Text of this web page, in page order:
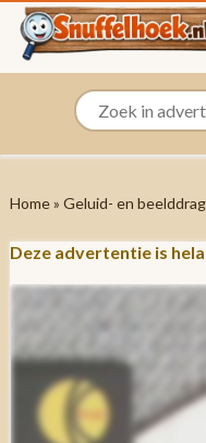
Home» Geluid- en
Deze advertentie is